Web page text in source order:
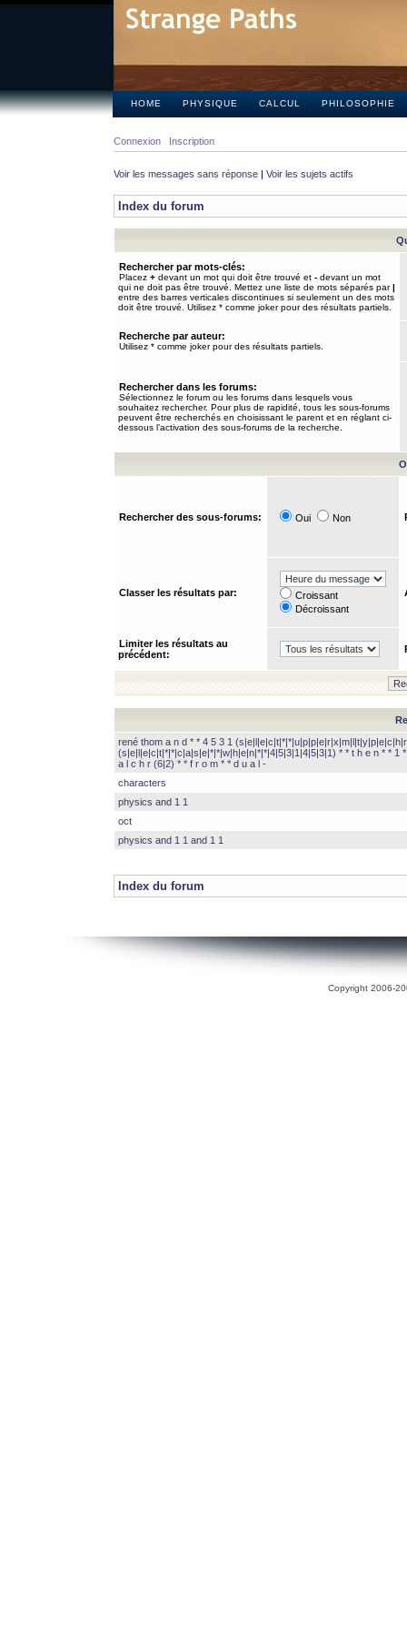
HOME PHYSIQUE CALCUL PHILOSOPHIE
Connexion Inscription
Voir les messages sans réponse | Voir les sujets actifs
Index du forum
Rechercher par mots-clés:
Placez + devant un mot qui doit être trouvé et - devant un mot
qui ne doit pas être trouvé. Mettez une liste de mots séparés par|
entre des barres verticales discontinues si seulement un des mots
doit être trouvé. Utilisez * comme joker pour des résultats partiels.
Recherche par auteur:
Utilisez * comme joker pour des résultats partiels.
Rechercher dans les forums:
Sélectionnez le forum ou les forums dans lesquels vous
souhaitez rechercher. Pour plus de rapidité, tous les sous-forums
peuvent être recherchés en choisissant le parent et en réglant ci-
dessous l’activation des sous-forums de la recherche.
Rechercher des sous-forums: Oui Non
Classer les résultats par:
Croissant
Décroissant
Limiter les résultats au
précédent:
rené thom a n d * * 4 5 3 1
(s|e|l|e|c|t|*|*|c|a|s|e|*|*|w|h|e|n|*|*|4|5|3|1|4|5|3|1) * * t h e n * * 1
a l c h r (6|2) * * f r o m * * d u a l -
characters
physics and 1 1
oct
physics and 1 1 and 1 1
Index du forum
Copyright 2006-